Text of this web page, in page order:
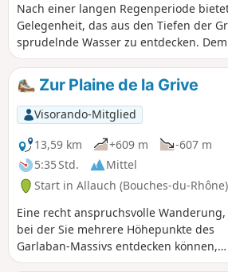
Nach einer langen Regenperiode
Gelegenheit, das aus den Tiefen der
sprudelnde Wasser zu entdecken.
führt der Rundweg hinab zu einem
den man wieder hinaufsteigt, um
überfließende Quelle „Source du
man dann das Vallon des Escaouprès
Strudeltöpfe hinaufsteigt, bietet sich
Berguette an, deren Wasserstrahl aus
Felswand sprudelt. Ein
Schließlich führt der Weg zum Pic du
über einen breiten Pfad zum
Zur Plaine de la Grive
Visorando-Mitglied
13,59 km
+609 m
-607 m
5:35 Std.
Mittel
Start in Allauch (Bouches-du-Rhône)
Eine recht anspruchsvolle Wanderung,
bei der Sie mehrere Höhepunkte des
Garlaban-Massivs entdecken können,
wie den Col de l'Amandier, die Parloire